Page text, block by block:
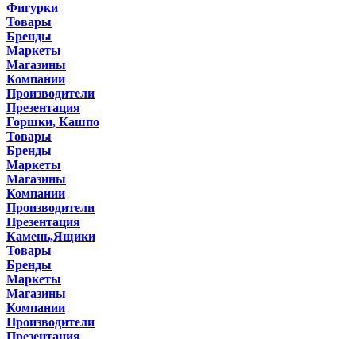
Фигурки
Товары
Бренды
Маркеты
Магазины
Компании
Производители
Презентация
Горшки, Кашпо
Товары
Бренды
Маркеты
Магазины
Компании
Производители
Презентация
Камень,Ящики
Товары
Бренды
Маркеты
Магазины
Компании
Производители
Презентация